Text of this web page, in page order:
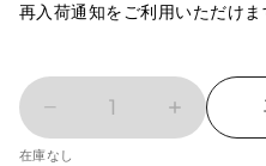
再入荷通知をご利用いただけま
1
在庫なし